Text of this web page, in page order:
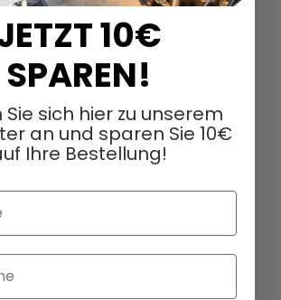
Ihrem Wunschzettel. 10€
SPAREN!
Sie sich hier zu unserem
an und sparen Sie 10€
Ihre Bestellung!